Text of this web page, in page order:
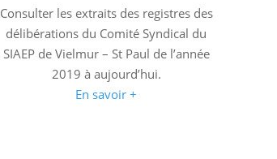
Consulter les extraits des registres des
délibérations du Comité Syndical du
SIAEP de Vielmur – St Paul de l’année
2019 à aujourd’hui.
En savoir +